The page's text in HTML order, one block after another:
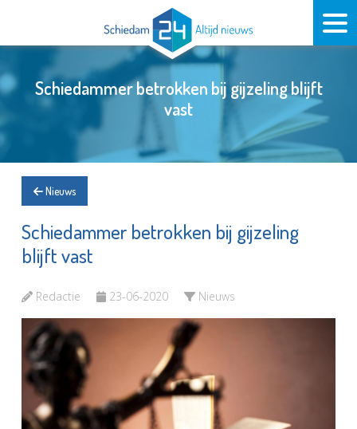
Schiedammer betrokken bij gijzeling blijft
vast
Nieuws
Schiedammer betrokken bij gijzeling
blijft vast
Redactie 23-06-2020 Nieuws